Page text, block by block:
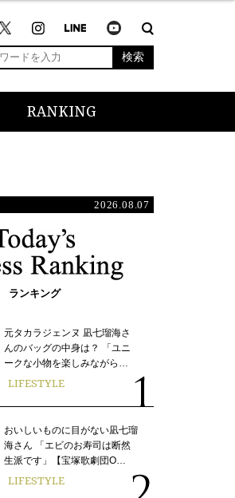
検索
RANKING
2026.08.07
ランキング
元タカラジェンヌ 凪七瑠海さ
んのバッグの中身は？ 「ユニ
ークな小物を楽しみながら…
LIFESTYLE
おいしいものに目がない凪七瑠
海さん 「エビのお寿司は断然
生派です」【宝塚歌劇団O…
LIFESTYLE